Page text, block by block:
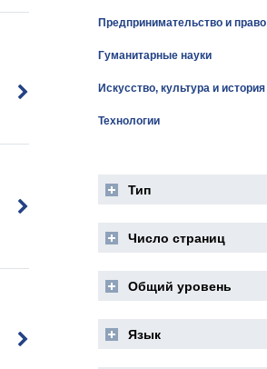
Предпринимательство и право
Гуманитарные науки
Искусство, культура и история
Технологии
Тип
Число страниц
Общий уровень
Язык